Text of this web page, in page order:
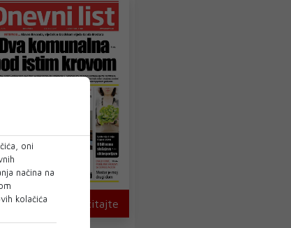
novom broju pročitajte
oni
načina na
kolačića